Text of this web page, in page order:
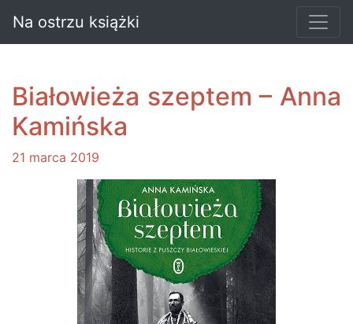
Na ostrzu książki
Białowieża szeptem – Anna
Kamińska
21 marca 2019